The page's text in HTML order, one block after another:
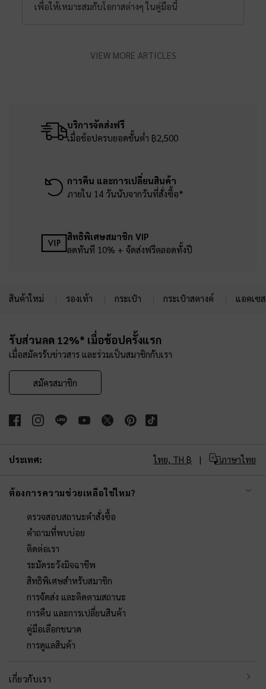
เพื่อให้เหมาะสมกับโอกาสต่างๆ ในคู่มือนี้
VIEW MORE ARTICLES
บริการจัดส่งฟรี
เมื่อช้อปครบยอดขั้นต่ำ ฿2,500
การคืน และการเปลี่ยนสินค้า
ภายใน 14 วันนับจากวันที่สั่งซื้อ*
สิทธิพิเศษสมาชิก VIP
ลดทันที 10% + จัดส่งฟรีตลอดทั้งปี
สินค้าใหม่ รองเท้า กระเป๋า กระเป๋าสตางค์ แอคเซ
รับส่วนลด 12%* เมื่อช้อปครั้งแรก
เมื่อสมัครรับข่าวสาร และร่วมเป็นสมาชิกกับเรา
สมัครสมาชิก
ประเทศ: ไทย, TH ฿ ภาษาไทย
ต้องการความช่วยเหลือใช่ไหม?
ตรวจสอบสถานะคำสั่งซื้อ
คำถามที่พบบ่อย
ติดต่อเรา
ระมัดระวังมิจฉาชีพ
สิทธิพิเศษสำหรับสมาชิก
การจัดส่ง และติดตามสถานะ
การคืน และการเปลี่ยนสินค้า
คู่มือเลือกขนาด
การดูแลสินค้า
เกี่ยวกับเรา